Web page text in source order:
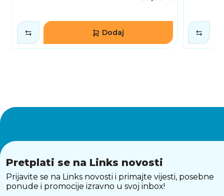
Dodaj
Pretplati se na Links novosti
Prijavite se na Links novosti i primajte vijesti, posebne
ponude i promocije izravno u svoj inbox!